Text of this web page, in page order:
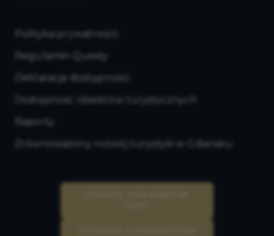
Polityka prywatności
Regulamin Questy
Deklaracja dostępności
Dostępność obiektów turystycznych
Raporty
Zrównoważony rozwój turystyki w Gdańsku